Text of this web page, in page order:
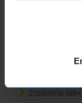
215/60R16
215/65R16 98H